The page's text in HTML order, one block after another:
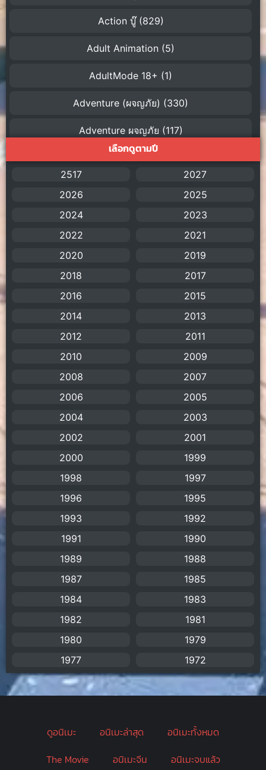
Action บู๊(829)
Adult Animation (5)
AdultMode 18+ (1)
Adventure (ผจญภัย) (330)
Adventure ผจญภัย (117)
(1)
Animation การ์ตูน
Animation แอนิเมชั่น
Blood(1)
boys love
Censored (เซ็นเซอร์) (19)
เลือกดูตามปี
2517
2027
2026
2025
2024
2023
2022
2021
2020
2019
2018
2017
2016
2015
2014
2013
2012
2011
2010
2009
2008
2007
2006
2005
2004
2003
2002
2001
2000
1999
1998
1997
1996
1995
1993
1992
1991
1990
1989
1988
1987
1985
1984
1983
1982
1981
1980
1979
1977
1972
ดูอนิเมะ อนิเมะล่าสุด
อนิเมะทั้งหมด
The Movie
อนิเมะจีน อนิเมะจบแล้ว